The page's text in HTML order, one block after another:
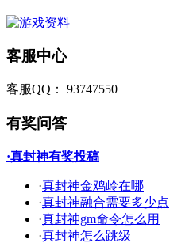
客服中心
客服QQ： 93747550
有奖问答
·真封神有奖投稿
·真封神金鸡岭在哪
·真封神融合需要多少点
·真封神gm命令怎么用
·真封神怎么跳级